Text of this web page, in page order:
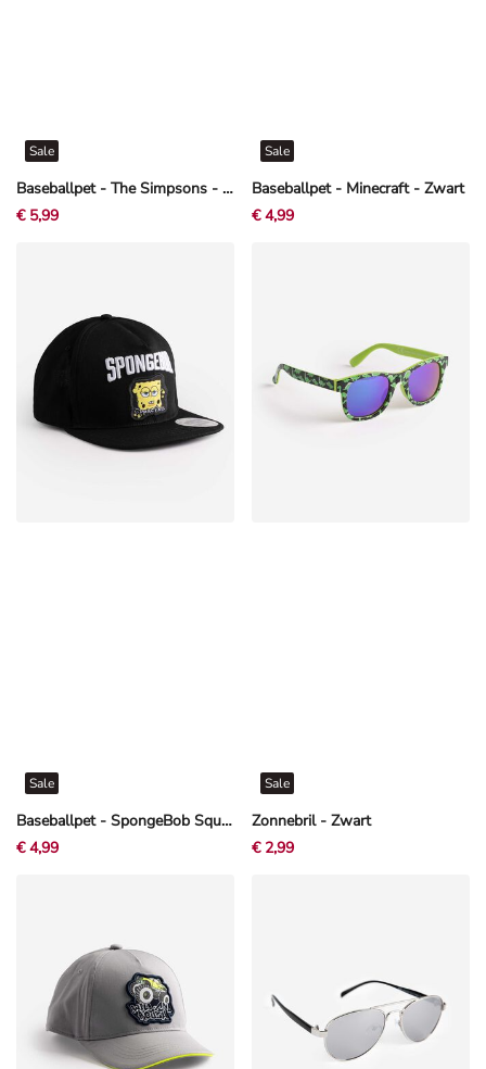
Baseballpet - The Simpsons - Beige
Sale
€ 5,99
Baseballpet - Minecraft - Zwart
Sale
€ 4,99
Baseballpet - SpongeBob SquarePants - Zwart
Sale
€ 4,99
Zonnebril - Zwart
Sale
€ 2,99